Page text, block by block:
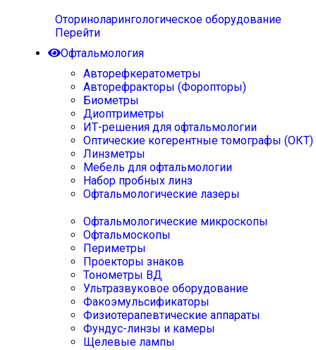
Оториноларингологическое оборудование
Перейти
Офтальмология
Авторефкератометры
Авторефракторы (Форопторы)
Биометры
Диоптриметры
ИТ-решения для офтальмологии
Оптические когерентные томографы (ОКТ)
Линзметры
Мебель для офтальмологии
Набор пробных линз
Офтальмологические лазеры
Офтальмологические микроскопы
Офтальмоскопы
Периметры
Проекторы знаков
Тонометры ВД
Ультразвуковое оборудование
Факоэмульсификаторы
Физиотерапевтические аппараты
Фундус-линзы и камеры
Щелевые лампы